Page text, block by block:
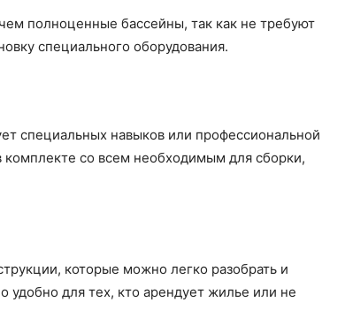
полноценные бассейны, так как не требуют
специального оборудования.
специальных навыков или профессиональной
со всем необходимым для сборки,
которые можно легко разобрать и
удобно для тех, кто арендует жилье или не